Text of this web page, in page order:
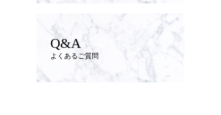
Q&A
よくあるご質問